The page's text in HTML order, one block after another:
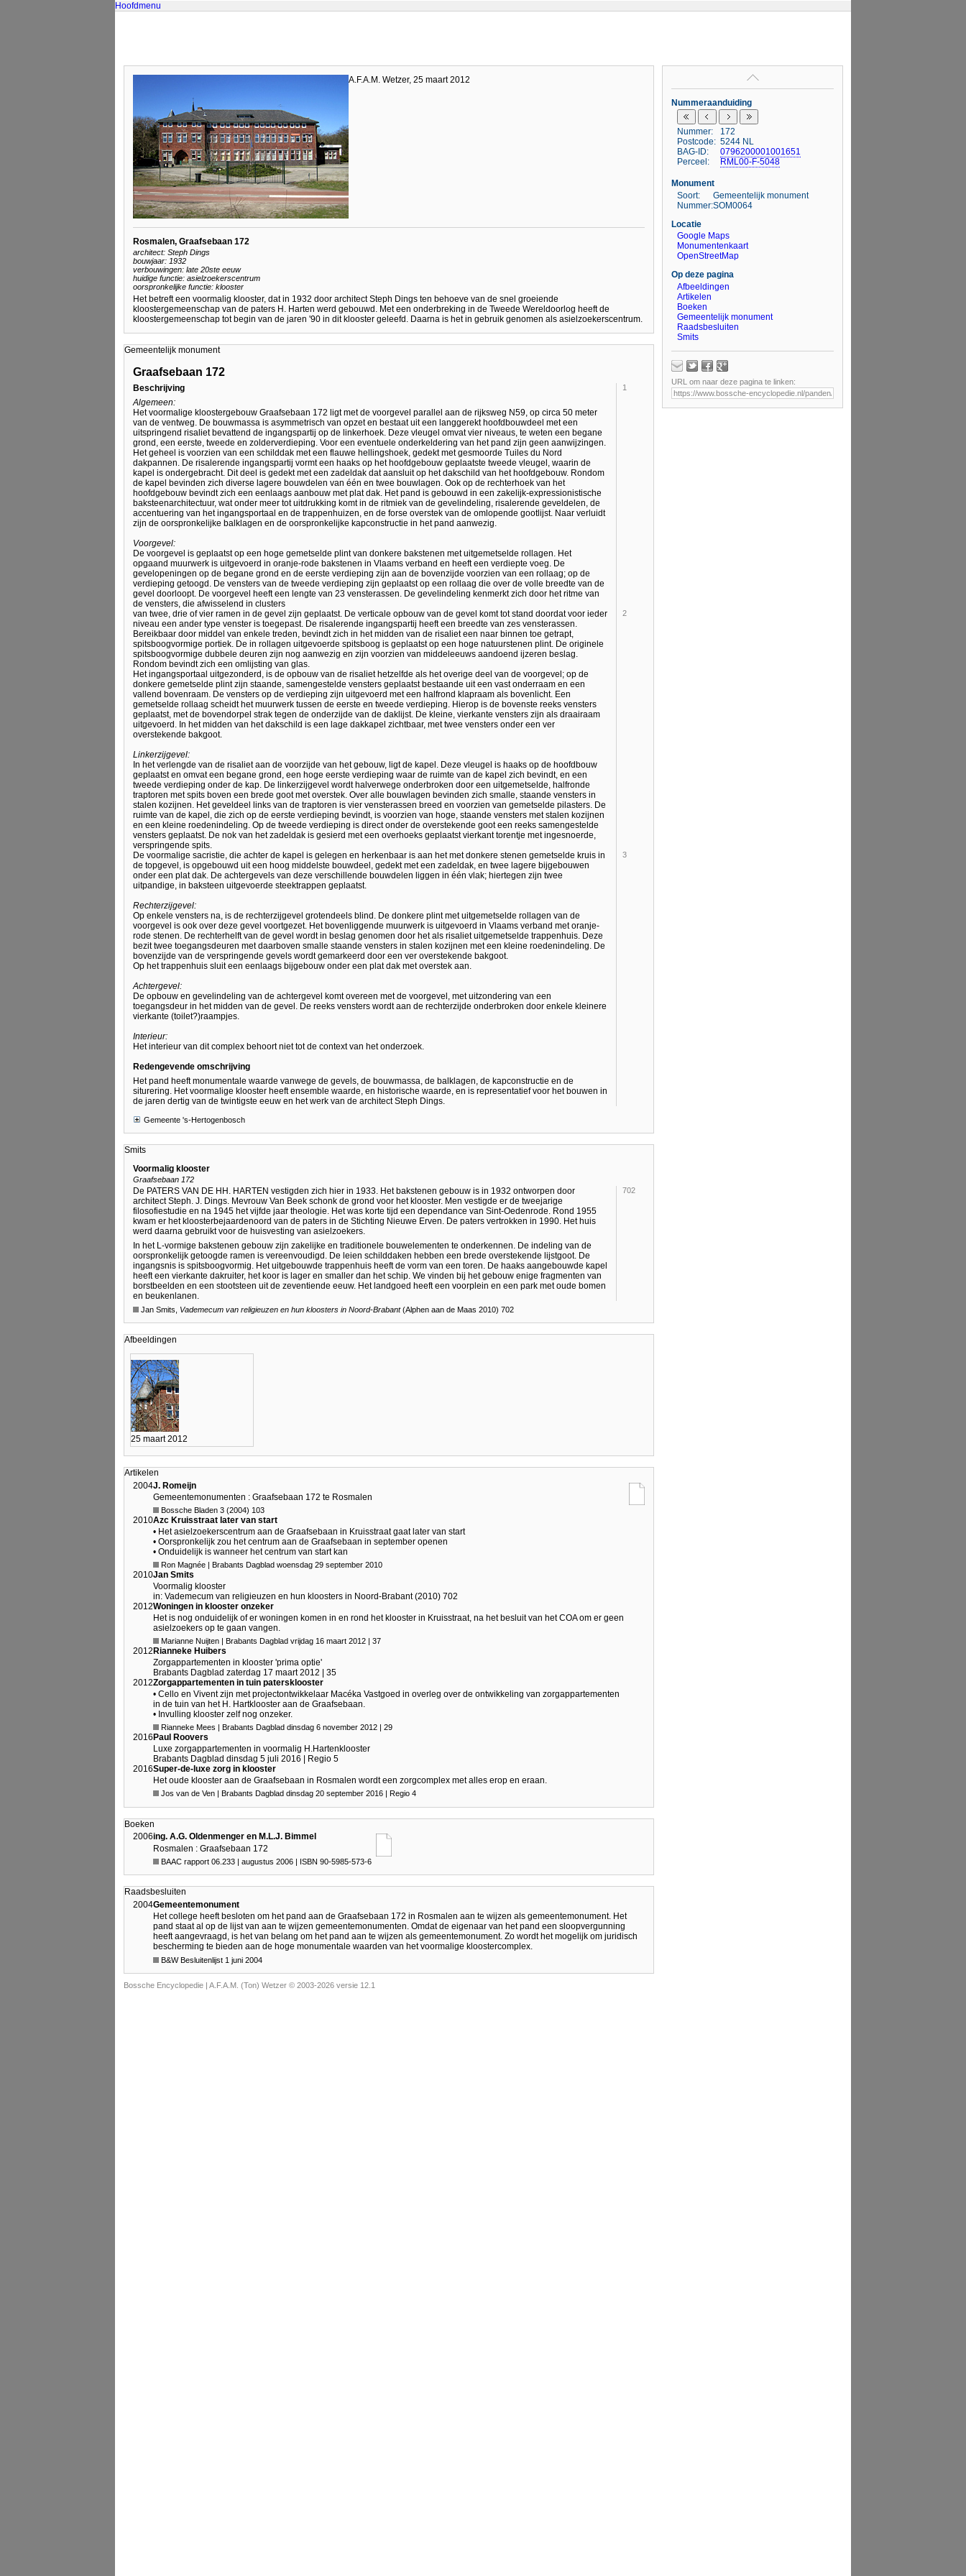
Hoofdmenu
A.F.A.M. Wetzer, 25 maart 2012
Rosmalen, Graafsebaan 172
architect: Steph Dings
bouwjaar: 1932
verbouwingen: late 20ste eeuw
huidige functie: asielzoekerscentrum
oorspronkelijke functie: klooster
Het betreft een voormalig klooster, dat in 1932 door architect Steph Dings ten behoeve van de snel groeiende
kloostergemeenschap van de paters H. Harten werd gebouwd. Met een onderbreking in de Tweede Wereldoorlog heeft de
kloostergemeenschap tot begin van de jaren '90 in dit klooster geleefd. Daarna is het in gebruik genomen als asielzoekerscentrum.
Gemeentelijk monument
Graafsebaan 172
Beschrijving
Algemeen:
Het voormalige kloostergebouw Graafsebaan 172 ligt met de voorgevel parallel aan de rijksweg N59, op circa 50 meter
van de ventweg. De bouwmassa is asymmetrisch van opzet en bestaat uit een langgerekt hoofdbouwdeel met een
uitspringend risaliet bevattend de ingangspartij op de linkerhoek. Deze vleugel omvat vier niveaus, te weten een begane
grond, een eerste, tweede en zolderverdieping. Voor een eventuele onderkeldering van het pand zijn geen aanwijzingen.
Het geheel is voorzien van een schilddak met een flauwe hellingshoek, gedekt met gesmoorde Tuiles du Nord
dakpannen. De risalerende ingangspartij vormt een haaks op het hoofdgebouw geplaatste tweede vleugel, waarin de
kapel is ondergebracht. Dit deel is gedekt met een zadeldak dat aansluit op het dakschild van het hoofdgebouw. Rondom
de kapel bevinden zich diverse lagere bouwdelen van één en twee bouwlagen. Ook op de rechterhoek van het
hoofdgebouw bevindt zich een eenlaags aanbouw met plat dak. Het pand is gebouwd in een zakelijk-expressionistische
baksteenarchitectuur, wat onder meer tot uitdrukking komt in de ritmiek van de gevelindeling, risalerende geveldelen, de
accentuering van het ingangsportaal en de trappenhuizen, en de forse overstek van de omlopende gootlijst. Naar verluidt
zijn de oorspronkelijke balklagen en de oorspronkelijke kapconstructie in het pand aanwezig.
Voorgevel:
De voorgevel is geplaatst op een hoge gemetselde plint van donkere bakstenen met uitgemetselde rollagen. Het
opgaand muurwerk is uitgevoerd in oranje-rode bakstenen in Vlaams verband en heeft een verdiepte voeg. De
gevelopeningen op de begane grond en de eerste verdieping zijn aan de bovenzijde voorzien van een rollaag; op de
verdieping getoogd. De vensters van de tweede verdieping zijn geplaatst op een rollaag die over de volle breedte van de
gevel doorloopt. De voorgevel heeft een lengte van 23 vensterassen. De gevelindeling kenmerkt zich door het ritme van
de vensters, die afwisselend in clusters
1
van twee, drie of vier ramen in de gevel zijn geplaatst. De verticale opbouw van de gevel komt tot stand doordat voor ieder
niveau een ander type venster is toegepast. De risalerende ingangspartij heeft een breedte van zes vensterassen.
Bereikbaar door middel van enkele treden, bevindt zich in het midden van de risaliet een naar binnen toe getrapt,
spitsboogvormige portiek. De in rollagen uitgevoerde spitsboog is geplaatst op een hoge natuurstenen plint. De originele
spitsboogvormige dubbele deuren zijn nog aanwezig en zijn voorzien van middeleeuws aandoend ijzeren beslag.
Rondom bevindt zich een omlijsting van glas.
Het ingangsportaal uitgezonderd, is de opbouw van de risaliet hetzelfde als het overige deel van de voorgevel; op de
donkere gemetselde plint zijn staande, samengestelde vensters geplaatst bestaande uit een vast onderraam en een
vallend bovenraam. De vensters op de verdieping zijn uitgevoerd met een halfrond klapraam als bovenlicht. Een
gemetselde rollaag scheidt het muurwerk tussen de eerste en tweede verdieping. Hierop is de bovenste reeks vensters
geplaatst, met de bovendorpel strak tegen de onderzijde van de daklijst. De kleine, vierkante vensters zijn als draairaam
uitgevoerd. In het midden van het dakschild is een lage dakkapel zichtbaar, met twee vensters onder een ver
overstekende bakgoot.
Linkerzijgevel:
In het verlengde van de risaliet aan de voorzijde van het gebouw, ligt de kapel. Deze vleugel is haaks op de hoofdbouw
geplaatst en omvat een begane grond, een hoge eerste verdieping waar de ruimte van de kapel zich bevindt, en een
tweede verdieping onder de kap. De linkerzijgevel wordt halverwege onderbroken door een uitgemetselde, halfronde
traptoren met spits boven een brede goot met overstek. Over alle bouwlagen bevinden zich smalle, staande vensters in
stalen kozijnen. Het geveldeel links van de traptoren is vier vensterassen breed en voorzien van gemetselde pilasters. De
ruimte van de kapel, die zich op de eerste verdieping bevindt, is voorzien van hoge, staande vensters met stalen kozijnen
en een kleine roedenindeling. Op de tweede verdieping is direct onder de overstekende goot een reeks samengestelde
vensters geplaatst. De nok van het zadeldak is gesierd met een overhoeks geplaatst vierkant torentje met ingesnoerde,
verspringende spits.
2
De voormalige sacristie, die achter de kapel is gelegen en herkenbaar is aan het met donkere stenen gemetselde kruis in
de topgevel, is opgebouwd uit een hoog middelste bouwdeel, gedekt met een zadeldak, en twee lagere bijgebouwen
onder een plat dak. De achtergevels van deze verschillende bouwdelen liggen in één vlak; hiertegen zijn twee
uitpandige, in baksteen uitgevoerde steektrappen geplaatst.
Rechterzijgevel:
Op enkele vensters na, is de rechterzijgevel grotendeels blind. De donkere plint met uitgemetselde rollagen van de
voorgevel is ook over deze gevel voortgezet. Het bovenliggende muurwerk is uitgevoerd in Vlaams verband met oranje-
rode stenen. De rechterhelft van de gevel wordt in beslag genomen door het als risaliet uitgemetselde trappenhuis. Deze
bezit twee toegangsdeuren met daarboven smalle staande vensters in stalen kozijnen met een kleine roedenindeling. De
bovenzijde van de verspringende gevels wordt gemarkeerd door een ver overstekende bakgoot.
Op het trappenhuis sluit een eenlaags bijgebouw onder een plat dak met overstek aan.
Achtergevel:
De opbouw en gevelindeling van de achtergevel komt overeen met de voorgevel, met uitzondering van een
toegangsdeur in het midden van de gevel. De reeks vensters wordt aan de rechterzijde onderbroken door enkele kleinere
vierkante (toilet?)raampjes.
Interieur:
Het interieur van dit complex behoort niet tot de context van het onderzoek.
Redengevende omschrijving
Het pand heeft monumentale waarde vanwege de gevels, de bouwmassa, de balklagen, de kapconstructie en de
siturering. Het voormalige klooster heeft ensemble waarde, en historische waarde, en is representatief voor het bouwen in
de jaren dertig van de twintigste eeuw en het werk van de architect Steph Dings.
3
Gemeente 's-Hertogenbosch
Smits
Voormalig klooster
Graafsebaan 172
De PATERS VAN DE HH. HARTEN vestigden zich hier in 1933. Het bakstenen gebouw is in 1932 ontworpen door
architect Steph. J. Dings. Mevrouw Van Beek schonk de grond voor het klooster. Men vestigde er de tweejarige
filosofiestudie en na 1945 het vijfde jaar theologie. Het was korte tijd een dependance van Sint-Oedenrode. Rond 1955
kwam er het kloosterbejaardenoord van de paters in de Stichting Nieuwe Erven. De paters vertrokken in 1990. Het huis
werd daarna gebruikt voor de huisvesting van asielzoekers.
In het L-vormige bakstenen gebouw zijn zakelijke en traditionele bouwelementen te onderkennen. De indeling van de
oorspronkelijk getoogde ramen is vereenvoudigd. De leien schilddaken hebben een brede overstekende lijstgoot. De
ingangsnis is spitsboogvormig. Het uitgebouwde trappenhuis heeft de vorm van een toren. De haaks aangebouwde kapel
heeft een vierkante dakruiter, het koor is lager en smaller dan het schip. We vinden bij het gebouw enige fragmenten van
borstbeelden en een stootsteen uit de zeventiende eeuw. Het landgoed heeft een voorplein en een park met oude bomen
en beukenlanen.
702
Jan Smits, Vademecum van religieuzen en hun kloosters in Noord-Brabant(Alphen aan de Maas 2010) 702
Afbeeldingen
25 maart 2012
Artikelen
2004J. Romeijn
Gemeentemonumenten : Graafsebaan 172 te Rosmalen
Bossche Bladen 3 (2004) 103
2010Azc Kruisstraat later van start
• Het asielzoekerscentrum aan de Graafsebaan in Kruisstraat gaat later van start
• Oorspronkelijk zou het centrum aan de Graafsebaan in september openen
• Onduidelijk is wanneer het centrum van start kan
Ron Magnée | Brabants Dagblad woensdag 29 september 2010
2010Jan Smits
Voormalig klooster
in: Vademecum van religieuzen en hun kloosters in Noord-Brabant (2010) 702
2012Woningen in klooster onzeker
Het is nog onduidelijk of er woningen komen in en rond het klooster in Kruis­straat, na het besluit van het COA om er geen
asielzoe­kers op te gaan vangen.
Marianne Nuijten | Brabants Dagblad vrijdag 16 maart 2012 | 37
2012Rianneke Huibers
Zorgappartementen in klooster 'prima optie'
Brabants Dagblad zaterdag 17 maart 2012 | 35
2012Zorgappartementen in tuin patersklooster
• Cello en Vivent zijn met projectontwikkelaar Macéka Vastgoed in overleg over de ontwikkeling van zorgappartementen
in de tuin van het H. Hartklooster aan de Graafsebaan.
• Invulling klooster zelf nog onzeker.
Rianneke Mees | Brabants Dagblad dinsdag 6 november 2012 | 29
2016Paul Roovers
Luxe zorgappartementen in voormalig H.Hartenklooster
Brabants Dagblad dinsdag 5 juli 2016 | Regio 5
2016Super-de-luxe zorg in klooster
Het oude klooster aan de Graafsebaan in Rosmalen wordt een zorgcomplex met alles erop en eraan.
Jos van de Ven | Brabants Dagblad dinsdag 20 september 2016 | Regio 4
Boeken
2006ing. A.G. Oldenmenger en M.L.J. Bimmel
Rosmalen : Graafsebaan 172
BAAC rapport 06.233 | augustus 2006 | ISBN 90-5985-573-6
Raadsbesluiten
2004Gemeentemonument
Het college heeft besloten om het pand aan de Graafsebaan 172 in Rosmalen aan te wijzen als gemeentemonument. Het
pand staat al op de lijst van aan te wijzen gemeente­monumenten. Omdat de eigenaar van het pand een sloopvergunning
heeft aangevraagd, is het van belang om het pand aan te wijzen als gemeentemonument. Zo wordt het mogelijk om juridisch
bescherming te bieden aan de hoge monumentale waarden van het voormalige kloostercomplex.
B&W Besluitenlijst 1 juni 2004
Nummeraanduiding
Nummer:
172
Postcode: 5244 NL
BAG-ID:
0796200001001651
Perceel:
RML00-F-5048
Monument
Soort:
Gemeentelijk monument
Nummer:SOM0064
Locatie
Google Maps
Monumentenkaart
OpenStreetMap
Op deze pagina
Afbeeldingen
Artikelen
Boeken
Gemeentelijk monument
Raadsbesluiten
Smits
URL om naar deze pagina te linken:
Bossche Encyclopedie | A.F.A.M. (Ton) Wetzer © 2003-2026 versie 12.1